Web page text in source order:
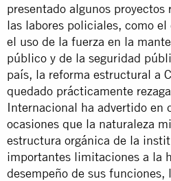
presentado algunos proyectos
las labores policiales, como
el uso de la fuerza en la
público y de la seguridad
país, la reforma estructural a
quedado prácticamente
Internacional ha advertido en
ocasiones que la naturaleza
estructura orgánica de la
importantes limitaciones a la
desempeño de sus funciones,